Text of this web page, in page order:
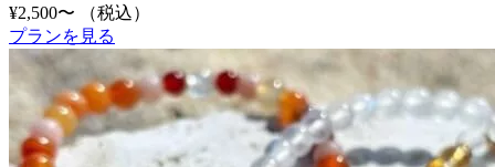
¥2,500〜
（税込）
プランを見る